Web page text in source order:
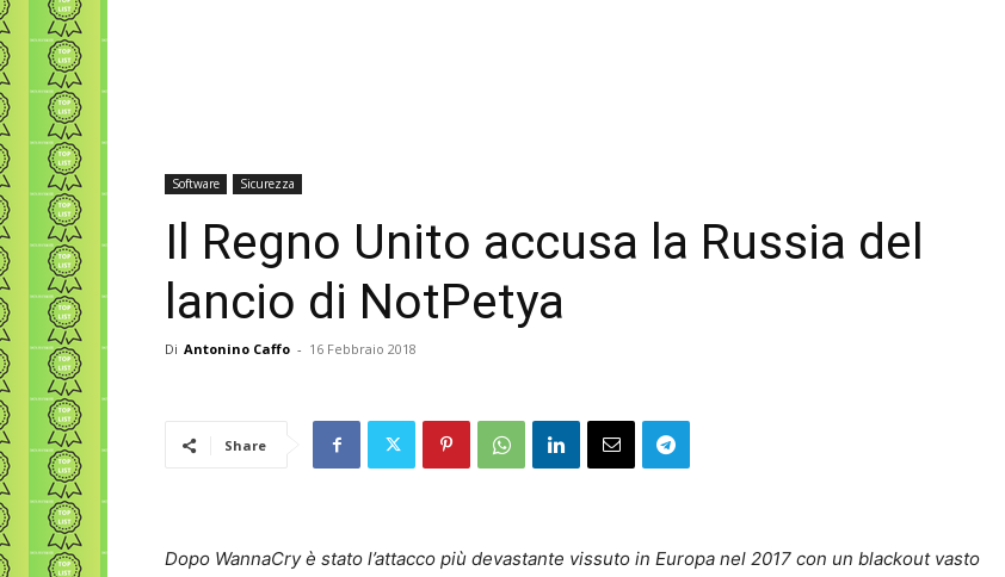
Software Sicurezza
Il Regno Unito accusa la Russia del
lancio di NotPetya
Di Antonino Caffo - 16 Febbraio 2018
Share
Dopo WannaCry è stato l’attacco più devastante vissuto in Europa nel 2017 con un blackout vasto